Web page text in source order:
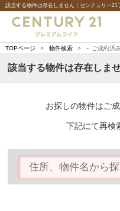
該当する物件は存在しません｜センチュリー21
TOPページ > 物件検索 > - ご成約済
該当する物件は存在しま
お探しの物件はご
下記にて再検